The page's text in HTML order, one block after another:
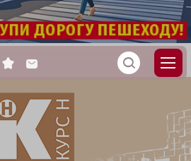
s M S